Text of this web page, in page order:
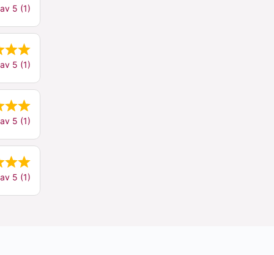
5 (1)
5 (1)
5 (1)
5 (1)